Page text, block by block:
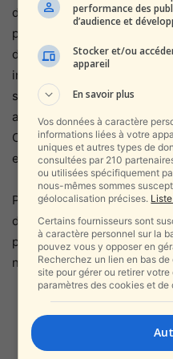
d’urgence à des
politique et militaire à long
dépasse largement les
inquiétude profonde face à
sécurité nationale sans
attendus. La question qui
Capitole n’est plus «
et pour quoi faire ».
Pendant que le Pentagone
données de dépenses, la
pour clarifier le « endgame »
ne fait que s’intensifier.
performance des
d’audience et
Stocker et/ou
appareil
En savoir plus
Vos données à caractère
informations liées à votre
uniques et autres types de
consultées par 210
ou utilisées spécifiquement
nous-mêmes sommes
géolocalisation précises.
Certains fournisseurs sont
à caractère personnel sur la
pouvez vous y opposer en
Recherchez un lien en bas
site pour gérer ou retirer
paramètres des cookies et